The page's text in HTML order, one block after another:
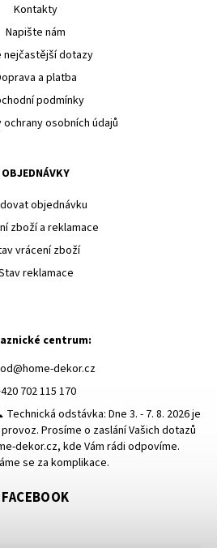
Kontakty
Napište nám
nejčastější dotazy
a platba
podmínky
ochrany osobních údajů
OBJEDNÁVKY
objednávku
zboží a reklamace
vrácení zboží
reklamace
centrum:
@home-dekor.cz
702 115 170
Technická odstávka: Dne 3. - 7. 8. 2026 je
Prosíme o zaslání Vašich dotazů
dekor.cz, kde Vám rádi odpovíme.
se za komplikace.
FACEBOOK